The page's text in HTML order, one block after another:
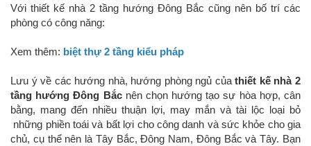
Với thiết kế nhà 2 tầng hướng Đông Bắc cũng nên bố trí các
phòng có công năng:
Xem thêm: biệt thự 2 tầng kiểu pháp
Lưu ý về các hướng nhà, hướng phòng ngủ củathiết kế nhà 2
tầng hướng Đông Bắcnên chọn hướng tạo sự hòa hợp, cân
bằng, mang đến nhiều thuận lợi, may mắn và tài lộc loại bỏ
những phiền toái và bất lợi cho công danh và sức khỏe cho gia
chủ, cụ thể nên là Tây Bắc, Đông Nam, Đông Bắc và Tây. Bạn